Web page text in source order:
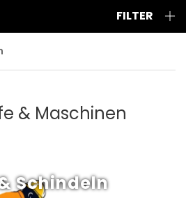
FILTER
& Maschinen
Schindeln